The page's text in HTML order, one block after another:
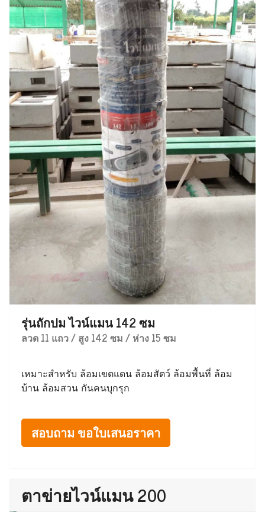
รุ่นถักปม ไวน์แมน 142 ซม
ลวด 11 แถว / สูง 142 ซม / ห่าง 15 ซม
เหมาะสำหรับ ล้อมเขตแดน ล้อมสัตว์ ล้อมพื้นที่ ล้อม
บ้าน ล้อมสวน กันคนบุกรุก
สอบถาม ขอใบเสนอราคา
ตาข่ายไวน์แมน 200